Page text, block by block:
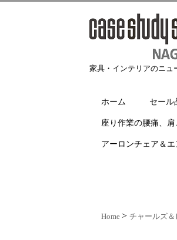
家具・インテリアのニュ
ホーム セール
座り作業の腰痛、
アーロンチェア＆
Home チャールズ